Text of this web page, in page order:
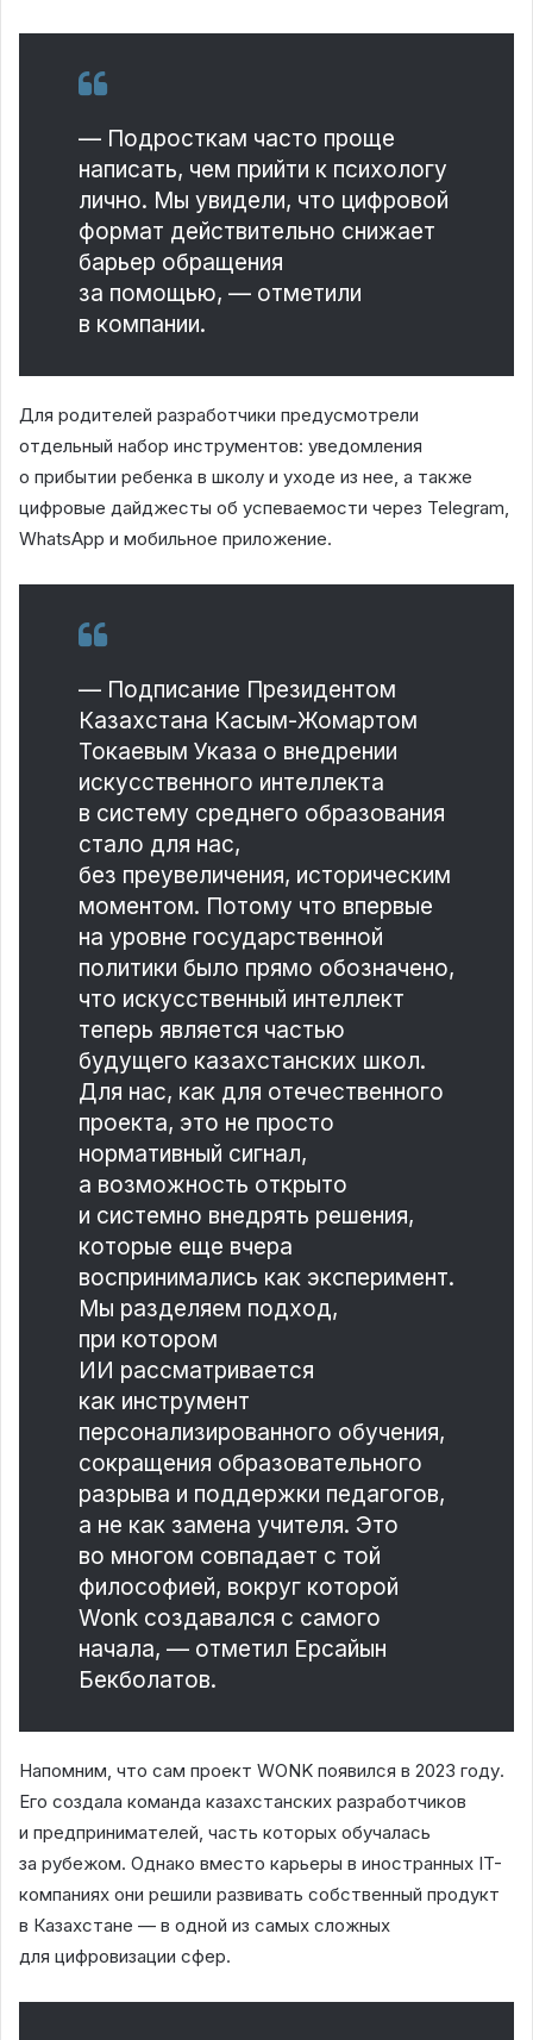
— Подросткам часто проще
написать, чем прийти к психологу
лично. Мы увидели, что цифровой
формат действительно снижает
барьер обращения
за помощью, — отметили
в компании.
Для родителей разработчики предусмотрели
отдельный набор инструментов: уведомления
о прибытии ребенка в школу и уходе из нее, а также
цифровые дайджесты об успеваемости через Telegram,
WhatsApp и мобильное приложение.
— Подписание Президентом
Казахстана Касым-Жомартом
Токаевым Указа о внедрении
искусственного интеллекта
в систему среднего образования
стало для нас,
без преувеличения, историческим
моментом. Потому что впервые
на уровне государственной
политики было прямо обозначено,
что искусственный интеллект
теперь является частью
будущего казахстанских школ.
Для нас, как для отечественного
проекта, это не просто
нормативный сигнал,
а возможность открыто
и системно внедрять решения,
которые еще вчера
воспринимались как эксперимент.
Мы разделяем подход,
при котором
ИИ рассматривается
как инструмент
персонализированного обучения,
сокращения образовательного
разрыва и поддержки педагогов,
а не как замена учителя. Это
во многом совпадает с той
философией, вокруг которой
Wonk создавался с самого
начала, — отметил Ерсайын
Бекболатов.
Напомним, что сам проект WONK появился в 2023 году.
Его создала команда казахстанских разработчиков
и предпринимателей, часть которых обучалась
за рубежом. Однако вместо карьеры в иностранных IT-
компаниях они решили развивать собственный продукт
в Казахстане — в одной из самых сложных
для цифровизации сфер.